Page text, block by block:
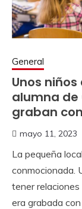
General
Unos
alumna de
graban
mayo 11, 2023
La pequeña
conmocionada.
tener
era grabada